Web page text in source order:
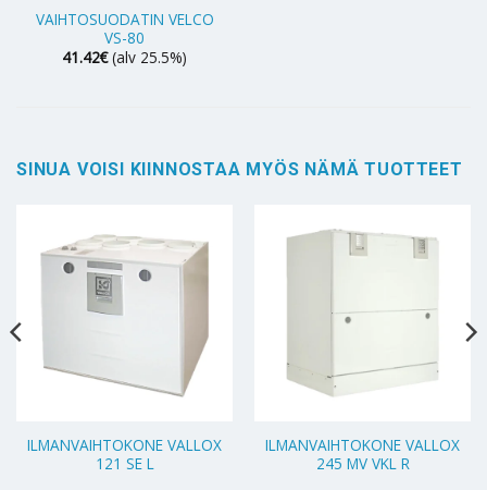
VAIHTOSUODATIN VELCO
VS-80
41.42€ (alv 25.5%)
SINUA VOISI KIINNOSTAA MYÖS NÄMÄ TUOTTEET
ILMANVAIHTOKONE VALLOX
121 SE L
ILMANVAIHTOKONE VALLOX
245 MV VKL R